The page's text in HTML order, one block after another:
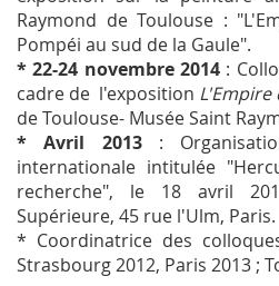
Raymond de Toulouse :
Pompéi au sud de la Gaule".
* 22-24 novembre 2014 :
cadre de l'exposition L'Empire
de Toulouse- Musée Saint
* Avril 2013:
internationale intitulée
recherche", le 18 avril
Supérieure, 45 rue l'Ulm, Paris.
* Coordinatrice des
Strasbourg 2012, Paris 2013 ;